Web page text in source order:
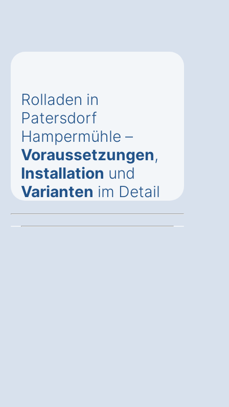
Rolladen in
Patersdorf
Hampermühle –
Voraussetzungen,
Installation und
Varianten im Detail